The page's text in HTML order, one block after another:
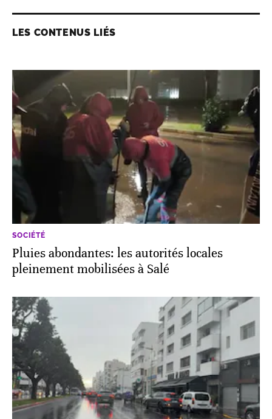
LES CONTENUS LIÉS
SOCIÉTÉ
Pluies abondantes: les autorités locales
pleinement mobilisées à Salé